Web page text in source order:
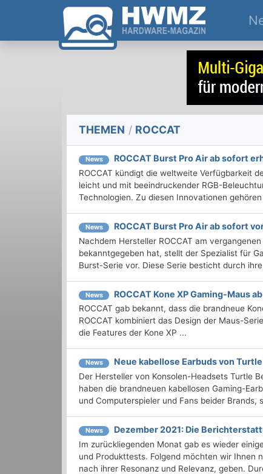
THEMEN / ROCCAT
News ROCCAT Burst Pro Air ab sofort
ROCCAT kündigt die weltweite Verfügbarkeit
leicht und mit beeindruckender RGB-
Technologien. Zu diesen Innovationen
News ROCCAT Burst Pro Air ab sofort
Nachdem Hersteller ROCCAT am
bekanntgegeben hat, stellt der Spezialist für
Burst-Serie vor. Diese Serie besticht durch
News ROCCAT Kone XP Gaming-Maus
ROCCAT gab bekannt, dass die brandneue
ROCCAT kombiniert das Design der Maus-
die Features der Kone XP ...
News Neue kabellose Earbuds von Turtle
Der Hersteller von Konsolen-Headsets Turtle
haben die brandneuen kabellosen Gaming-
und Computerspieler und Fans beider Brands,
News Dezember 2021: Die
Im zurückliegenden Monat gab es wieder
und Produkttests. Folgend möchten wir Ihnen
nach ihrer Resonanz und Relevanz, geben.